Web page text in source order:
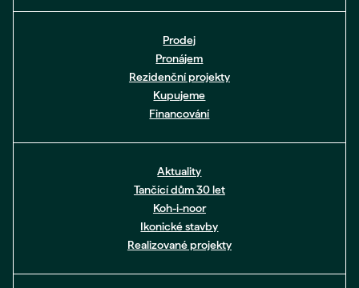
Prodej
Pronájem
Rezidenční projekty
Kupujeme
Financování
Aktuality
Tančící dům 30 let
Koh-i-noor
Ikonické stavby
Realizované projekty